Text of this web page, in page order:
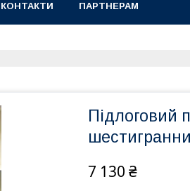
КОНТАКТИ ПАРТНЕРАМ
Підлоговий
7 130 ₴